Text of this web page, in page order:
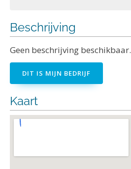
Beschrijving
Geen beschrijving beschikbaar.
DIT IS MIJN BEDRIJF
Kaart